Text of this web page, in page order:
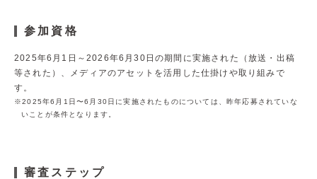
参加資格
2025年6月1日～2026年6月30日の期間に実施された（放送・出稿
等された）、
メディアのアセットを活用した仕掛けや取り組みで
す。
※2025年6月1日〜6月30日に実施されたものについては、昨年応募されていな
いことが条件となります。
審査ステップ